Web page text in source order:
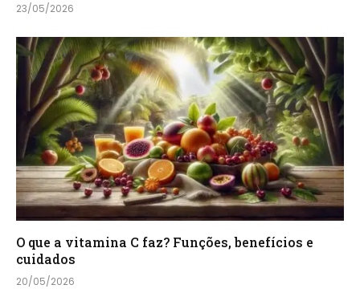
23/05/2026
O que a vitamina C faz? Funções, benefícios e
cuidados
20/05/2026